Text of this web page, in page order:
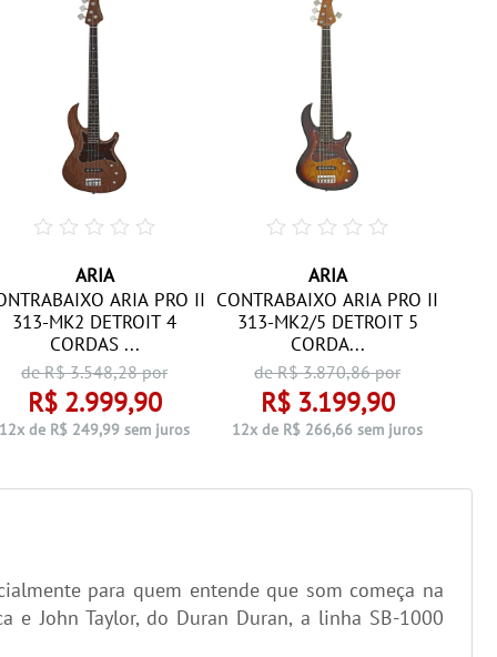
ARIA
ARIA PRO II
313-MK2 DETROIT 4
CORDAS ...
de R$3.548,28por
R$ 2.999,90
12x de R$ 249,99 sem juros
ARIA
CONTRABAIXO ARIA PRO II
313-MK2/5 DETROIT 5
CORDA...
de R$3.870,86por
R$ 3.199,90
12x de R$ 266,66 sem juros
para quem entende que som começa na
John Taylor, do Duran Duran, a linha SB-1000